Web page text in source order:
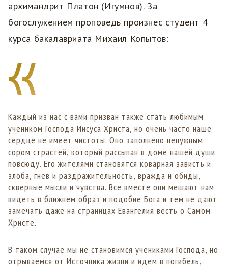
архимандрит Платон (Игумнов). За
богослужением проповедь произнес студент 4
курса бакалавриата Михаил Копытов:
Каждый из нас с вами призван также стать любимым
учеником Господа Иисуса Христа, но очень часто наше
сердце не имеет чистоты. Оно заполнено ненужным
сором страстей, который рассыпан в доме нашей души
повсюду. Его жителями становятся коварная зависть и
злоба, гнев и раздражительность, вражда и обиды,
скверные мысли и чувства. Все вместе они мешают нам
видеть в ближнем образ и подобие Бога и тем не дают
замечать даже на страницах Евангелия весть о Самом
Христе.
В таком случае мы не становимся учениками Господа, но
отрываемся от Источника жизни и идем в погибель,